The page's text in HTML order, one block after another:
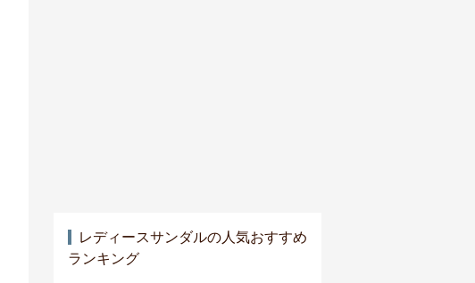
レディースサンダルの人気おすすめ
ランキング